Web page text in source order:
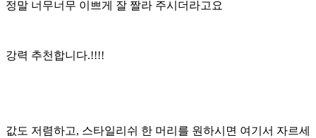
정말 너무너무 이쁘게 잘 짤라 주시더라고요
강력 추천합니다.!!!!
값도 저렴하고, 스타일리쉬 한 머리를 원하시면 여기서 자르세